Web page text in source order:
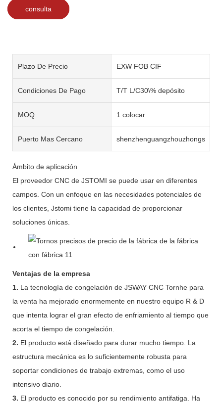
consulta
Plazo De Precio EXW FOB CIF
Condiciones De Pago T/T L/C30\% depósito
MOQ 1 colocar
Puerto Mas Cercano shenzhenguangzhouzhongshan
Ámbito de aplicación
El proveedor CNC de JSTOMI se puede usar en diferentes
campos. Con un enfoque en las necesidades potenciales de
los clientes, Jstomi tiene la capacidad de proporcionar
soluciones únicas.
Ventajas de la empresa
1. La tecnología de congelación de JSWAY CNC Tornhe para
la venta ha mejorado enormemente en nuestro equipo R & D
que intenta lograr el gran efecto de enfriamiento al tiempo que
acorta el tiempo de congelación.
2. El producto está diseñado para durar mucho tiempo. La
estructura mecánica es lo suficientemente robusta para
soportar condiciones de trabajo extremas, como el uso
intensivo diario.
3. El producto es conocido por su rendimiento antifatiga. Ha